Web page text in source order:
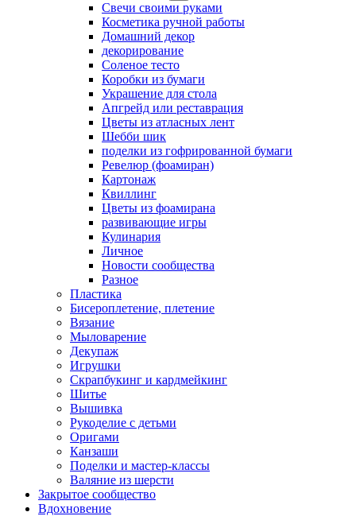
Свечи своими руками
Косметика ручной работы
Домашний декор
декорирование
Соленое тесто
Коробки из бумаги
Украшение для стола
Апгрейд или реставрация
Цветы из атласных лент
Шебби шик
поделки из гофрированной бумаги
Ревелюр (фоамиран)
Картонаж
Квиллинг
Цветы из фоамирана
развивающие игры
Кулинария
Личное
Новости сообщества
Разное
Пластика
Бисероплетение, плетение
Вязание
Мыловарение
Декупаж
Игрушки
Скрапбукинг и кардмейкинг
Шитье
Вышивка
Рукоделие с детьми
Оригами
Канзаши
Поделки и мастер-классы
Валяние из шерсти
Закрытое сообщество
Вдохновение